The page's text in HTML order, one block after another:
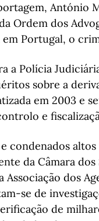
António
Ordem dos
Portugal, o
a Polícia
sobre a
em 2003 e
e
condenados altos
da Câmara
Associação dos
se de
de